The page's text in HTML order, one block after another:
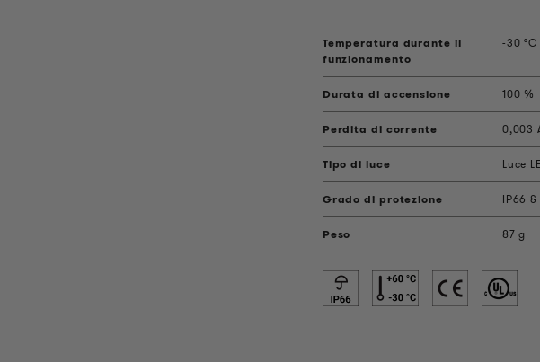
Temperatura durante il
funzionamento
-30
Durata di accensione 100 %
Perdita di corrente 0,003
Tipo di luce Luce
Grado di protezione IP66
Peso 87 g